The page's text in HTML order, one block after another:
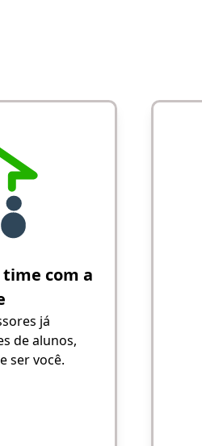
com a
já
de alunos,
ser você.